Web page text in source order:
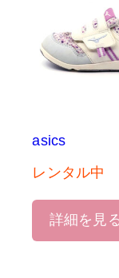
asics
レンタル中
詳細を見